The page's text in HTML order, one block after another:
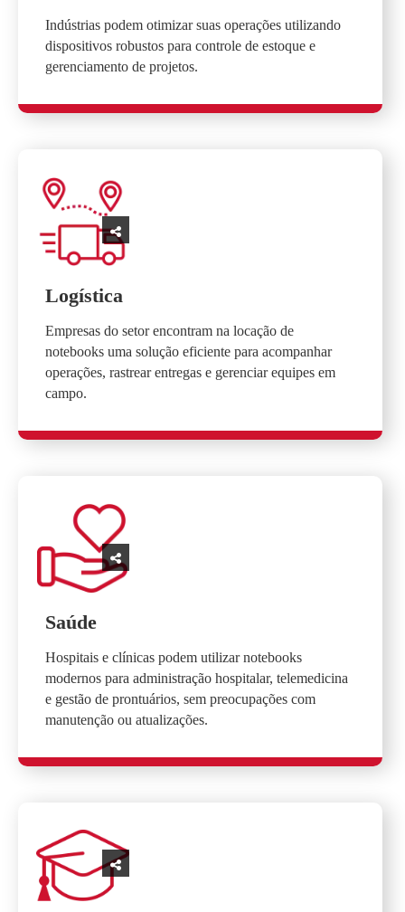
Indústrias podem otimizar suas operações utilizando
dispositivos robustos para controle de estoque e
gerenciamento de projetos.
Logística
Empresas do setor encontram na locação de
notebooks uma solução eficiente para acompanhar
operações, rastrear entregas e gerenciar equipes em
campo.
Saúde
Hospitais e clínicas podem utilizar notebooks
modernos para administração hospitalar, telemedicina
e gestão de prontuários, sem preocupações com
manutenção ou atualizações.